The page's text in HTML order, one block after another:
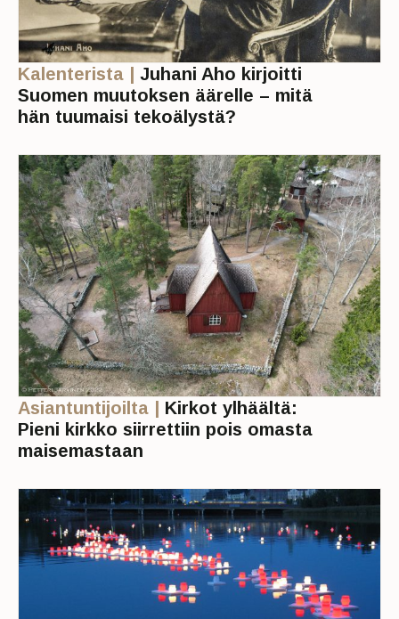
Kalenterista | Juhani Aho kirjoitti
Suomen muutoksen äärelle – mitä
hän tuumaisi tekoälystä?
Asiantuntijoilta | Kirkot ylhäältä:
Pieni kirkko siirrettiin pois omasta
maisemastaan